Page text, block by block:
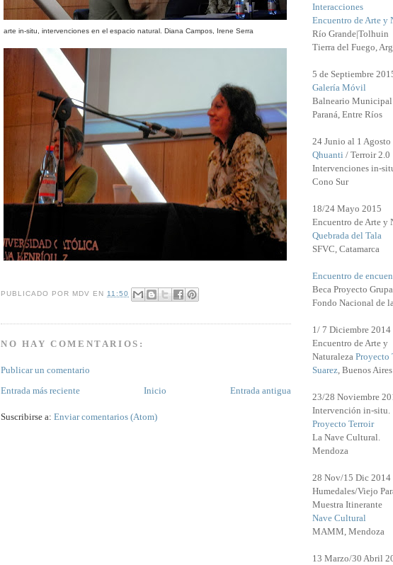
arte in-situ, intervenciones en el espacio natural. Diana Campos, Irene Serra
PUBLICADO POR MDV EN 11:50
NO HAY COMENTARIOS:
Publicar un comentario
Entrada más reciente
Entrada antigua
Inicio
Suscribirse a: Enviar comentarios (Atom)
Interacciones
Encuentro de Arte y
Río Grande|Tolhuin
Tierra del Fuego, Arg
5 de Septiembre
Galería Móvil
Balneario Municipal
Paraná, Entre Ríos
24 Junio al 1 Agosto
Qhuanti / Terroir 2.0
Intervenciones in-
Cono Sur
18/24 Mayo 2015
Encuentro de Arte y
Quebrada del Tala
SFVC, Catamarca
Encuentro de
Beca Proyecto
Fondo Nacional de
1/ 7 Diciembre 2014
Encuentro de Arte y
Naturaleza Proyecto
Suarez , Buenos Aires
23/28 Noviembre
Intervención in-situ.
Proyecto Terroir
La Nave Cultural.
Mendoza
28 Nov/15 Dic 2014
Humedales/Viejo
Muestra Itinerante
Nave Cultural
MAMM, Mendoza
13 Marzo/30 Abril